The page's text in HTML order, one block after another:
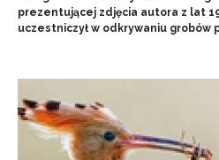
prezentującej zdjęcia autora z lat
uczestniczył w odkrywaniu grobów